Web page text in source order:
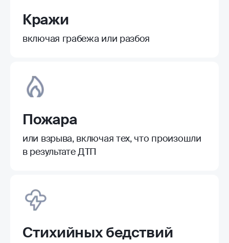
Кражи
включая грабежа или разбоя
Пожара
или взрыва, включая тех, что произошли
в результате ДТП
Стихийных бедствий